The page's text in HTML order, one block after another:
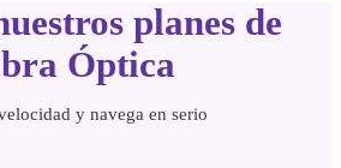
planes de
Óptica
y navega en serio